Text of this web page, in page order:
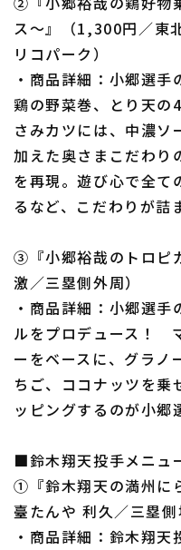
ス〜』（1,300円／東
リコパーク）
・商品詳細：小郷選手
鶏の野菜巻、とり天の
さみカツには、中濃ソ
加えた奥さまこだわり
を再現。遊び心で全て
るなど、こだわりが詰
③『小郷裕哉のトロピ
激／三塁側外周）
・商品詳細：小郷選
ルをプロデュース！
ーをベースに、グラノ
ちご、ココナッツを乗
ッピングするのが小郷
■鈴木翔天投手メニュ
①『鈴木翔天の満州に
臺たんや 利久／三塁側
・商品詳細：鈴木翔